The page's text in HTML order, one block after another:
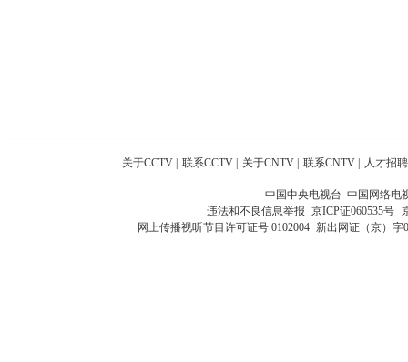
关于CCTV | 联系CCTV | 关于CNTV | 联系CNTV | 人才招聘
中国中央电视台 中国网络电
违法和不良信息举报 京ICP证060535号
网上传播视听节目许可证号 0102004 新出网证（京）